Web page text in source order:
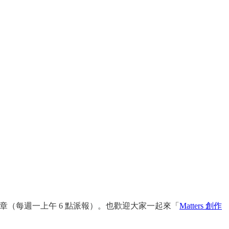
每週一上午 6 點派報）。也歡迎大家一起來「 Matters 創作